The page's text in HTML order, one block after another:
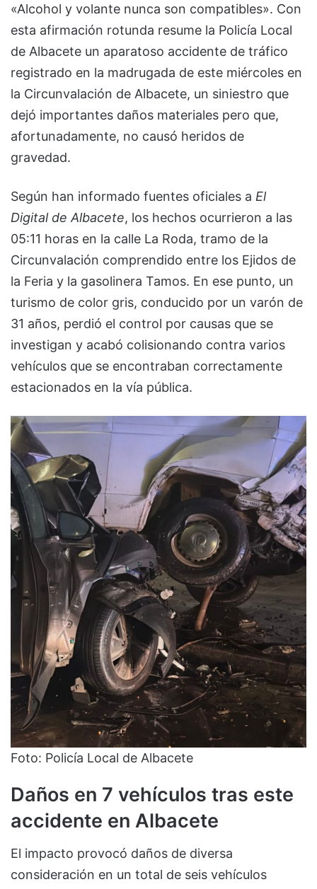
«Alcohol y volante nunca son compatibles». Con
esta afirmación rotunda resume la Policía Local
de Albacete un aparatoso accidente de tráfico
registrado en la madrugada de este miércoles en
la Circunvalación de Albacete, un siniestro que
dejó importantes daños materiales pero que,
afortunadamente, no causó heridos de
gravedad.
Según han informado fuentes oficiales a El
Digital de Albacete, los hechos ocurrieron a las
05:11 horas en la calle La Roda, tramo de la
Circunvalación comprendido entre los Ejidos de
la Feria y la gasolinera Tamos. En ese punto, un
turismo de color gris, conducido por un varón de
31 años, perdió el control por causas que se
investigan y acabó colisionando contra varios
vehículos que se encontraban correctamente
estacionados en la vía pública.
Foto: Policía Local de Albacete
Daños en 7 vehículos tras este
accidente en Albacete
El impacto provocó daños de diversa
consideración en un total de seis vehículos